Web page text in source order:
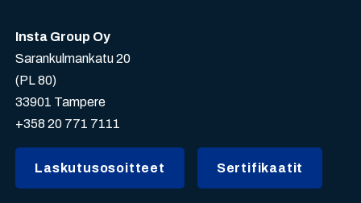
Insta Group Oy
Sarankulmankatu 20
(PL 80)
33901 Tampere
+358 20 771 7111
Laskutusosoitteet Sertifikaatit